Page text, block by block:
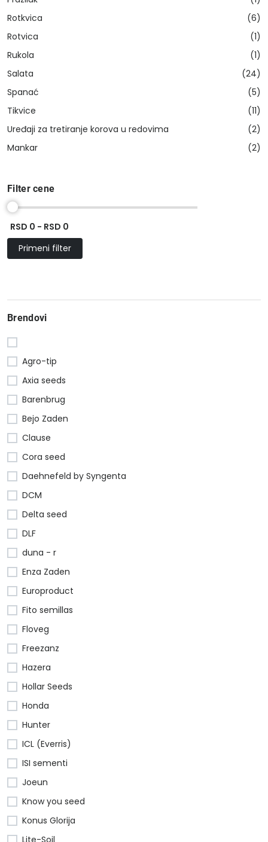
Rotkvica
(6)
Rotvica
(1)
Rukola
(1)
Salata
(24)
Spanać
(5)
Tikvice
(11)
Uređaji za tretiranje korova u redovima
(2)
Mankar
(2)
Filter cene
RSD 0 - RSD 0
Primeni filter
Brendovi
Agro-tip
Axia seeds
Barenbrug
Bejo Zaden
Clause
Cora seed
Daehnefeld by Syngenta
DCM
Delta seed
DLF
duna - r
Enza Zaden
Europroduct
Fito semillas
Floveg
Freezanz
Hazera
Hollar Seeds
Honda
Hunter
ICL (Everris)
ISI sementi
Joeun
Know you seed
Konus Glorija
Lite-Soil